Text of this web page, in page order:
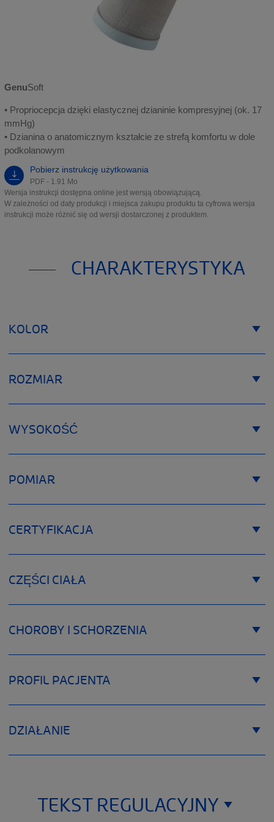
GenuSoft
• Propriocepcja dzięki elastycznej dzianinie kompresyjnej (ok. 17
mmHg)
• Dzianina o anatomicznym kształcie ze strefą komfortu w dole
podkolanowym
Pobierz instrukcję użytkowania
PDF - 1.91 Mo
Wersja instrukcji dostępna online jest wersją obowiązującą.
W zależności od daty produkcji i miejsca zakupu produktu ta cyfrowa wersja
instrukcji może różnić się od wersji dostarczonej z produktem.
CHARAKTERYSTYKA
KOLOR
ROZMIAR
Size GENUSOFT
WYSOKOŚĆ
POMIAR
CERTYFIKACJA
CZĘŚCI CIAŁA
CHOROBY I SCHORZENIA
PROFIL PACJENTA
DZIAŁANIE
TEKST REGULACYJNY